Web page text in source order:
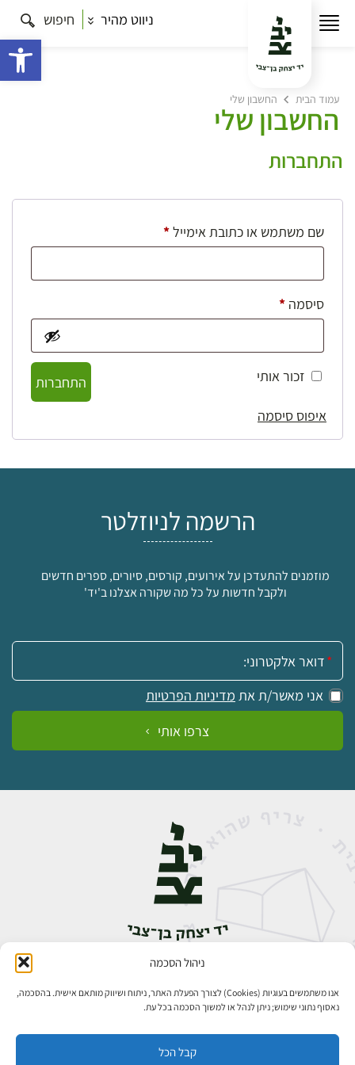
ניהול הסכמה
אנו משתמשים בעוגיות (Cookies) לצורך הפעלת האתר, ניתוח ושיווק מותאם אישית. בהסכמה,
נאסוף נתוני שימוש; ניתן לנהל או למשוך הסכמה בכל עת.
קבל הכל
ניווט מהיר חיפוש
עמוד הבית החשבון שלי
החשבון שלי
התחברות
שם משתמש או כתובת אימייל*חובה
סיסמה *חובה
זכור אותי
התחברות
איפוס סיסמה
הרשמה לניוזלטר
מוזמנים להתעדכן על אירועים, קורסים, סיורים, ספרים חדשים
ולקבל חדשות על כל מה שקורה אצלנו ב'יד'
אימייל:
אני מאשר/ת את מדיניות הפרטיות
צרפו אותי
אבן גבירול 14, רחביה, ירושלים